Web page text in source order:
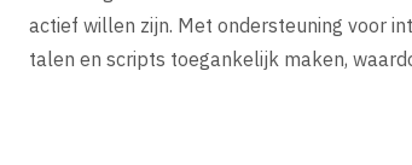
actief willen zijn. Met ondersteuning voor
talen en scripts toegankelijk maken,